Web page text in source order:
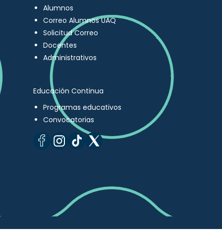
Alumnos
Correo Alumnos UAQ
Solicitud Correo
Docentes
Administrativos
Educación Continua
Programas educativos
Convocatorias